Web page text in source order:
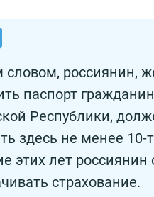
словом, россиянин,
паспорт
Республики,
здесь не менее 10-
этих лет россиянин
страхование.